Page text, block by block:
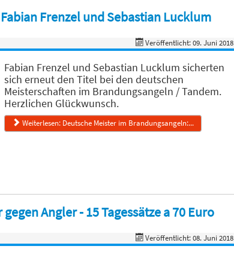
Frenzel und Sebastian Lucklum
Veröffentlicht: 09. Juni 2018
Fabian Frenzel und Sebastian Lucklum sicherten
sich erneut den Titel bei den deutschen
Meisterschaften im Brandungsangeln / Tandem.
Herzlichen Glückwunsch.
Weiterlesen: Deutsche Meister im Brandungsangeln:...
Angler - 15 Tagessätze a 70 Euro
Veröffentlicht: 08. Juni 2018